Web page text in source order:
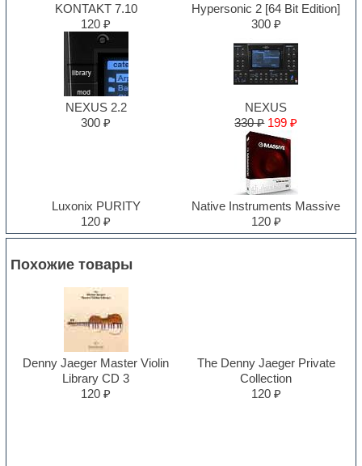
KONTAKT 7.10
120 ₽
Hypersonic 2 [64 Bit Edition]
300 ₽
NEXUS 2.2
300 ₽
NEXUS
330 ₽ 199 ₽
Luxonix PURITY
120 ₽
Native Instruments Massive
120 ₽
Похожие товары
Denny Jaeger Master Violin
Library CD 3
120 ₽
The Denny Jaeger Private
Collection
120 ₽